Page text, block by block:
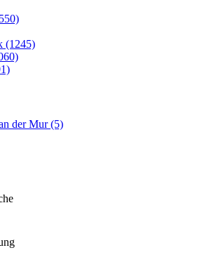
(1245)
der Mur (5)